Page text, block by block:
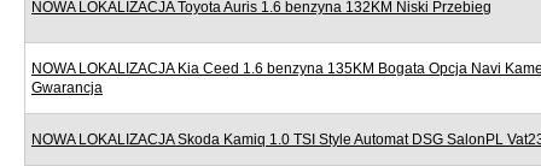
NOWA LOKALIZACJA Toyota Auris 1.6 benzyna 132KM Niski Przebieg
NOWA LOKALIZACJA Kia Ceed 1.6 benzyna 135KM Bogata Opcja Navi
Gwarancja
NOWA LOKALIZACJA Skoda Kamiq 1.0 TSI Style Automat DSG SalonPL